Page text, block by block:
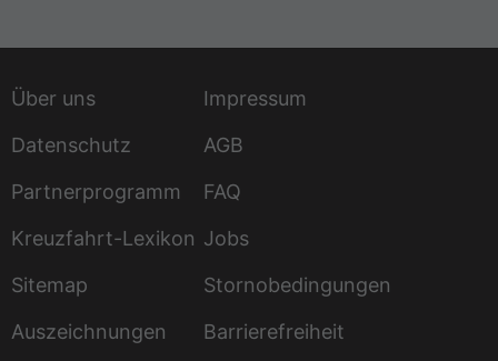
Über uns
Impressum
Datenschutz
AGB
Partnerprogramm
FAQ
Kreuzfahrt-Lexikon Jobs
Sitemap
Stornobedingungen
Auszeichnungen
Barrierefreiheit